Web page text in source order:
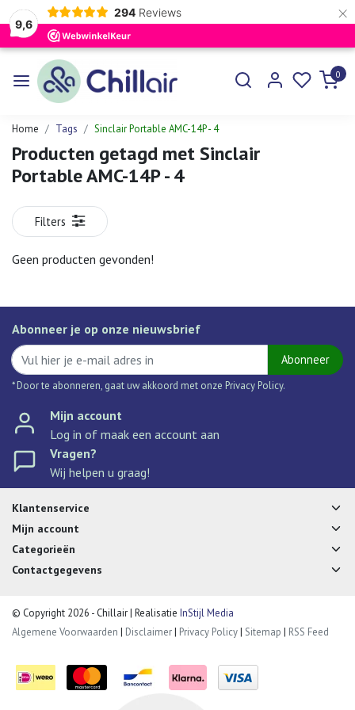
9,6
294 Reviews ×
0
Home Tags Sinclair Portable AMC-14P - 4
Producten getagd met Sinclair
Portable AMC-14P - 4
Filters
Geen producten gevonden!
Abonneer je op onze nieuwsbrief
Abonneer
* Door te abonneren, gaat uw akkoord met onze Privacy Policy.
Mijn account
Log in of maak een account aan
Vragen?
Wij helpen u graag!
Klantenservice
Mijn account
Categorieën
Contactgegevens
© Copyright 2026 - Chillair | Realisatie InStijl Media
Algemene Voorwaarden | Disclaimer| Privacy Policy| Sitemap | RSS Feed